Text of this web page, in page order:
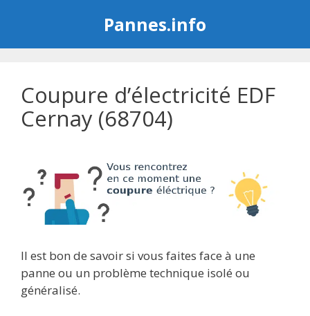
Pannes.info
Coupure d’électricité EDF
Cernay (68704)
Il est bon de savoir si vous faites face à une
panne ou un problème technique isolé ou
généralisé.